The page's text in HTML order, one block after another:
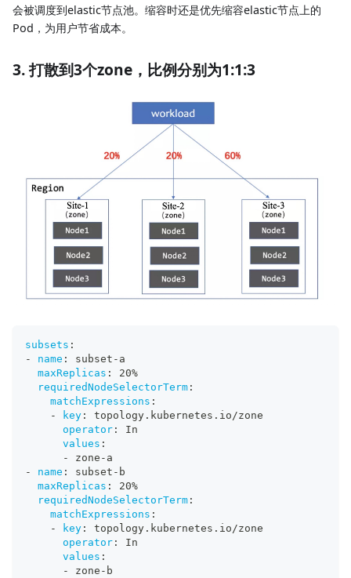
会被调度到elastic节点池。缩容时还是优先缩容elastic节点上的
Pod，为用户节省成本。
3. 打散到3个zone，比例分别为1:1:3
subsets :
-
name : subset - a
maxReplicas :
20%
requiredNodeSelectorTerm :
matchExpressions :
-
key :
topology.kubernetes.io/zone
operator :
In
values :
-
zone - a
-
name : subset - b
maxReplicas :
20%
requiredNodeSelectorTerm :
matchExpressions :
-
key :
topology.kubernetes.io/zone
operator :
In
values :
-
zone - b